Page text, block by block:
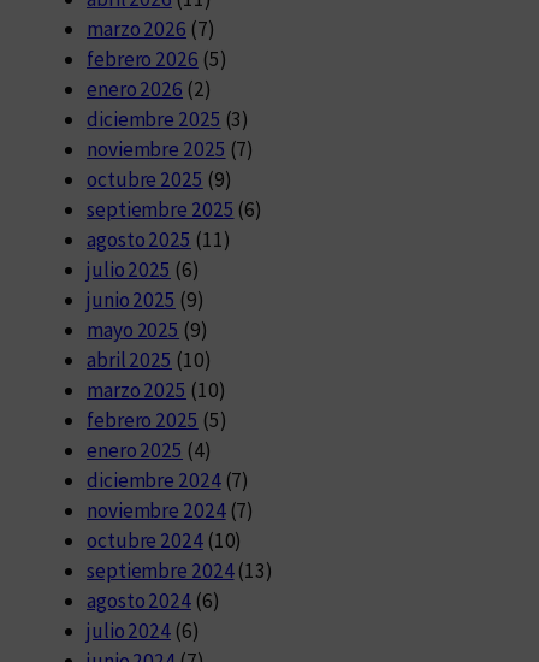
marzo 2026 (7)
febrero 2026 (5)
enero 2026 (2)
diciembre 2025 (3)
noviembre 2025 (7)
octubre 2025 (9)
septiembre 2025 (6)
agosto 2025 (11)
julio 2025 (6)
junio 2025 (9)
mayo 2025 (9)
abril 2025 (10)
marzo 2025 (10)
febrero 2025 (5)
enero 2025 (4)
diciembre 2024(7)
noviembre 2024(7)
octubre 2024(10)
septiembre 2024(13)
agosto 2024(6)
julio 2024 (6)